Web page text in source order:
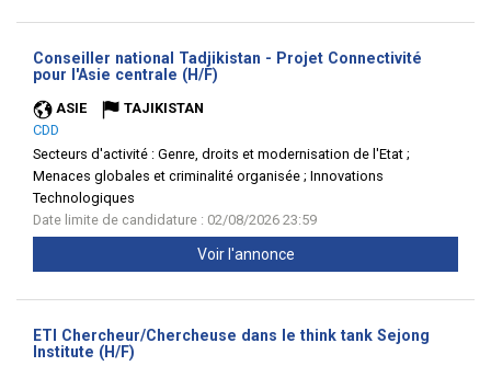
Conseiller national Tadjikistan - Projet Connectivité
pour l'Asie centrale (H/F)
ASIE
TAJIKISTAN
CDD
Secteurs d'activité : Genre, droits et modernisation de l'Etat ;
Menaces globales et criminalité organisée ; Innovations
Technologiques
Date limite de candidature : 02/08/2026 23:59
Voir l'annonce
ETI Chercheur/Chercheuse dans le think tank Sejong
Institute (H/F)